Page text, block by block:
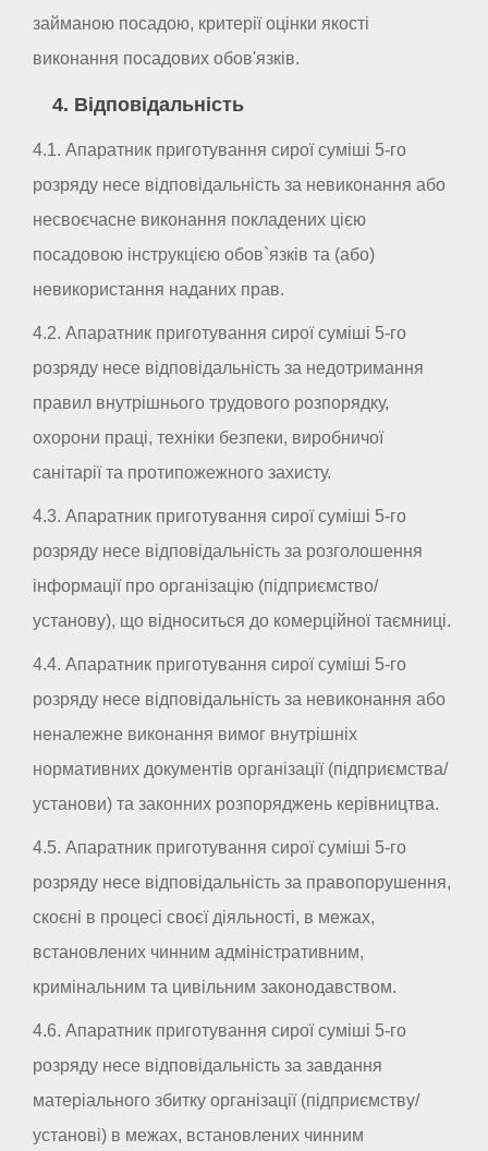
займаною посадою, критерії оцінки якості
виконання посадових обов'язків.
4. Відповідальність
4.1. Апаратник приготування сирої суміші 5-го
розряду несе відповідальність за невиконання або
несвоєчасне виконання покладених цією
посадовою інструкцією обов`язків та (або)
невикористання наданих прав.
4.2. Апаратник приготування сирої суміші 5-го
розряду несе відповідальність за недотримання
правил внутрішнього трудового розпорядку,
охорони праці, техніки безпеки, виробничої
санітарії та протипожежного захисту.
4.3. Апаратник приготування сирої суміші 5-го
розряду несе відповідальність за розголошення
інформації про організацію (підприємство/
установу), що відноситься до комерційної таємниці.
4.4. Апаратник приготування сирої суміші 5-го
розряду несе відповідальність за невиконання або
неналежне виконання вимог внутрішніх
нормативних документів організації (підприємства/
установи) та законних розпоряджень керівництва.
4.5. Апаратник приготування сирої суміші 5-го
розряду несе відповідальність за правопорушення,
скоєні в процесі своєї діяльності, в межах,
встановлених чинним адміністративним,
кримінальним та цивільним законодавством.
4.6. Апаратник приготування сирої суміші 5-го
розряду несе відповідальність за завдання
матеріального збитку організації (підприємству/
установі) в межах, встановлених чинним